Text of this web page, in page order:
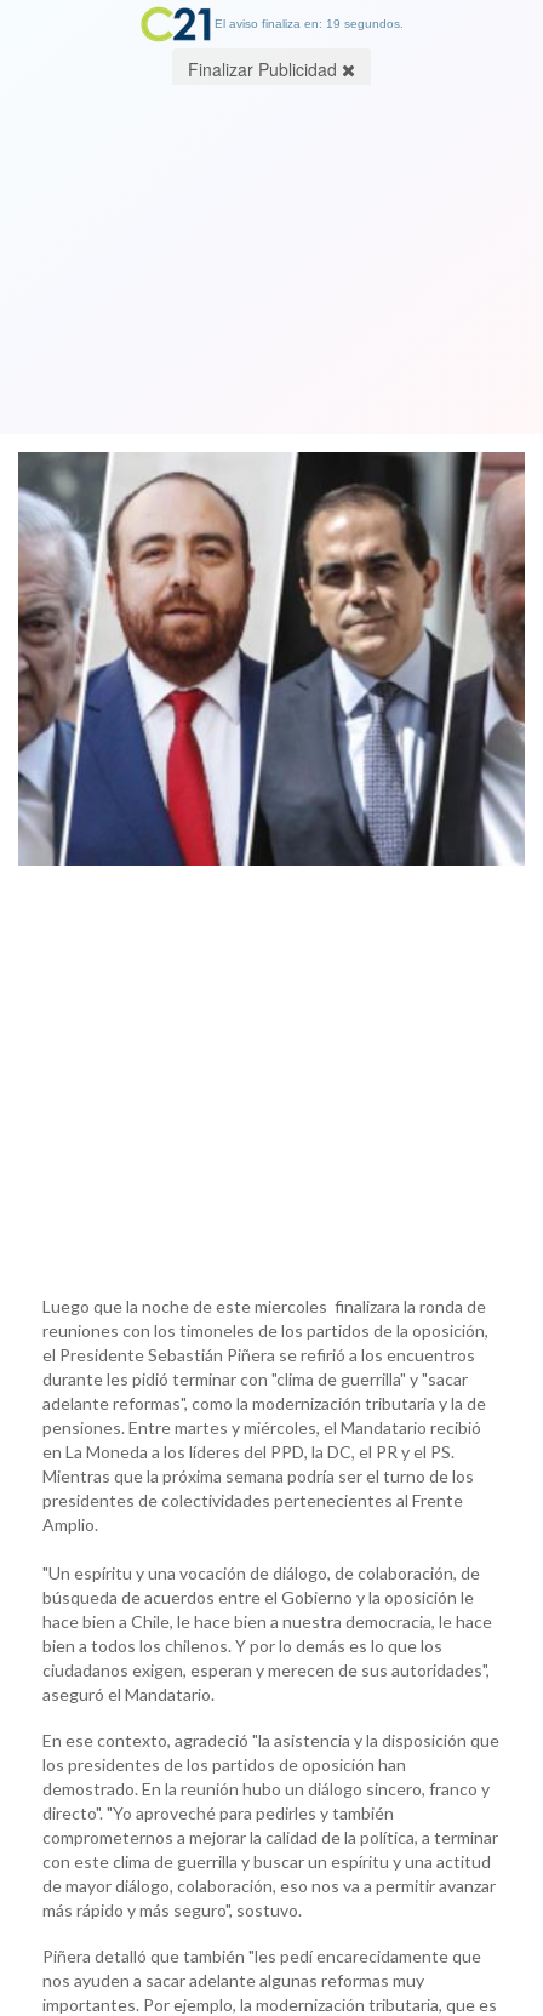
Luego que la noche de este miercoles finalizara la ronda de
reuniones con los timoneles de los partidos de la oposición,
el Presidente Sebastián Piñera se refirió a los encuentros
durante les pidió terminar con "clima de guerrilla" y "sacar
adelante reformas", como la modernización tributaria y la de
pensiones. Entre martes y miércoles, el Mandatario recibió
en La Moneda a los líderes del PPD, la DC, el PR y el PS.
Mientras que la próxima semana podría ser el turno de los
presidentes de colectividades pertenecientes al Frente
Amplio.
"Un espíritu y una vocación de diálogo, de colaboración, de
búsqueda de acuerdos entre el Gobierno y la oposición le
hace bien a Chile, le hace bien a nuestra democracia, le hace
bien a todos los chilenos. Y por lo demás es lo que los
ciudadanos exigen, esperan y merecen de sus autoridades",
aseguró el Mandatario.
En ese contexto, agradeció "la asistencia y la disposición que
los presidentes de los partidos de oposición han
demostrado. En la reunión hubo un diálogo sincero, franco y
directo". "Yo aproveché para pedirles y también
comprometernos a mejorar la calidad de la política, a terminar
con este clima de guerrilla y buscar un espíritu y una actitud
de mayor diálogo, colaboración, eso nos va a permitir avanzar
más rápido y más seguro", sostuvo.
Piñera detalló que también "les pedí encarecidamente que
nos ayuden a sacar adelante algunas reformas muy
importantes. Por ejemplo, la modernización tributaria, que es
El aviso finaliza en: 19 segundos.
Finalizar Publicidad